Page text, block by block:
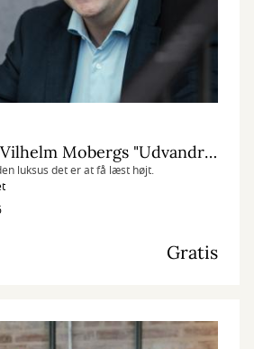
Højtlæsning af Vilhelm Mobergs "Udvandrersaga"
luksus det er at få læst højt.
Gratis